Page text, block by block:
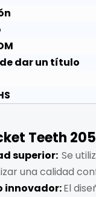
dar un título
Teeth
superior: Se
una calidad
innovador:El